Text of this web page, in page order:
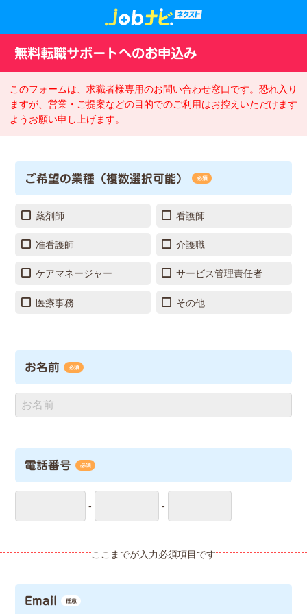
無料転職サポートへのお申込み
このフォームは、求職者様専用のお問い合わせ窓口です。恐れ入り
ますが、営業・ご提案などの目的でのご利用はお控えいただけます
ようお願い申し上げます。
ご希望の業種（複数選択可能） 必須
薬剤師 看護師
准看護師 介護職
ケアマネージャー サービス管理責任者
医療事務 その他
お名前 必須
電話番号 必須
- -
Email 任意